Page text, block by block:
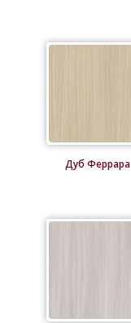
Дуб Феррара